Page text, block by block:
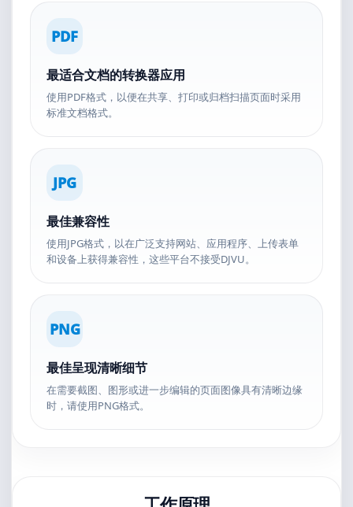
PDF
最适合文档的转换器应用
使用PDF格式，以便在共享、打印或归档扫描页面时采用
标准文档格式。
JPG
最佳兼容性
使用JPG格式，以在广泛支持网站、应用程序、上传表单
和设备上获得兼容性，这些平台不接受DJVU。
PNG
最佳呈现清晰细节
在需要截图、图形或进一步编辑的页面图像具有清晰边缘
时，请使用PNG格式。